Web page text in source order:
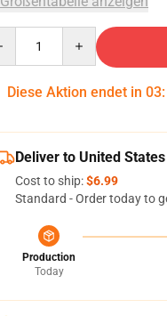
Diese Aktion endet in 03:
Deliver to United States
Cost to ship:$6.99
Standard - Order today to
Production
Today